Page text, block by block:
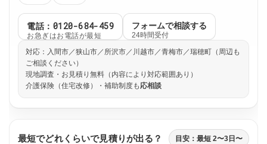
電話：0120-684-459
お急ぎはお電話が最短
フォームで相談する
24時間受付
対応：入間市／狭山市／所沢市／川越市／青梅市／瑞穂町（周辺も
ご相談ください）
現地調査・お見積り無料（内容により対応範囲あり）
介護保険（住宅改修）・補助制度も応相談
最短でどれくらいで見積りが出る？ 目安：最短 2〜3日〜